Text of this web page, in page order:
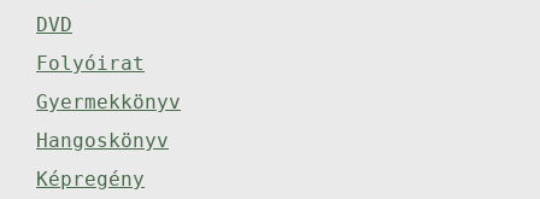
DVD
Folyóirat
Gyermekkönyv
Hangoskönyv
Képregény